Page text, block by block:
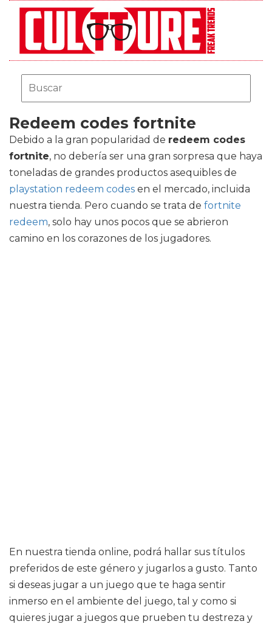
Redeem codes fortnite
Debido a la gran popularidad de redeem codes
fortnite, no debería ser una gran sorpresa que haya
toneladas de grandes productos asequibles de
playstation redeem codes en el mercado, incluida
nuestra tienda. Pero cuando se trata de fortnite
redeem, solo hay unos pocos que se abrieron
camino en los corazones de los jugadores.
En nuestra tienda online, podrá hallar sus títulos
preferidos de este género y jugarlos a gusto. Tanto
si deseas jugar a un juego que te haga sentir
inmerso en el ambiente del juego, tal y como si
quieres jugar a juegos que prueben tu destreza y